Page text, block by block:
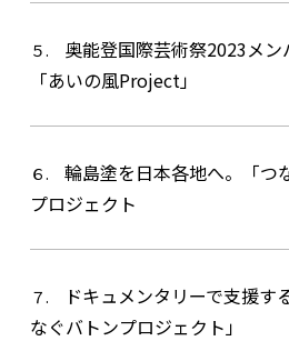
５.
奥能登国際芸術祭2023メン
「あいの風Project」
６.
輪島塗を日本各地へ。「つ
プロジェクト
７.
ドキュメンタリーで支援す
なぐバトンプロジェクト」